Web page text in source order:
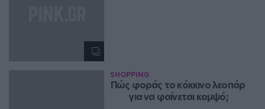
SHOPPING
Πώς φοράς το κόκκινο λεοπάρ
για να φαίνεται κομψό;